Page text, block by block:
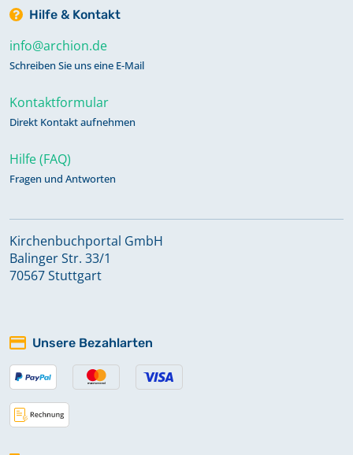
Hilfe & Kontakt
info@archion.de
Schreiben Sie uns eine E-Mail
Kontaktformular
Direkt Kontakt aufnehmen
Hilfe (FAQ)
Fragen und Antworten
Kirchenbuchportal GmbH
Balinger Str. 33/1
70567 Stuttgart
Unsere Bezahlarten